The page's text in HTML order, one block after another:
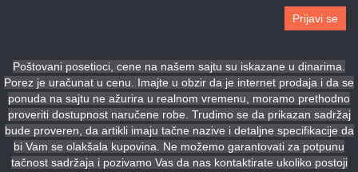
Prijavi se
Poštovani posetioci, cene na našem sajtu su iskazane u dinarima.
Porez je uračunat u cenu. Imajte u obzir da je internet prodaja i da se
ponuda na sajtu ne ažurira u realnom vremenu, moramo prethodno
proveriti dostupnost naručene robe. Trudimo se da prikazan sadržaj
bude proveren, da artikli imaju tačne nazive i detaljne specifikacije da
bi Vam se olakšala kupovina. Ne možemo garantovati za potpunu
tačnost sadržaja i pozivamo Vas da nas kontaktirate ukoliko postoji